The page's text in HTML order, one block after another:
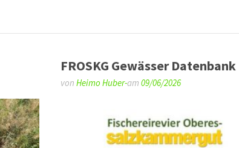
FROSKG Gewässer Datenbank
vonHeimo Huber-am09/06/2026